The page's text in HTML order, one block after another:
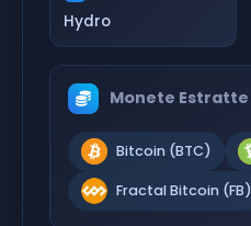
Hydro
Monete Estratte
Bitcoin (BTC)
Fractal Bitcoin (FB)